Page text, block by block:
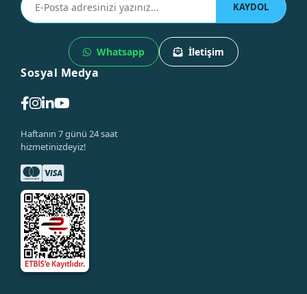
KAYDOL
Whatsapp İletişim
Sosyal Medya
Haftanın 7 günü 24 saat
hizmetinizdeyiz!